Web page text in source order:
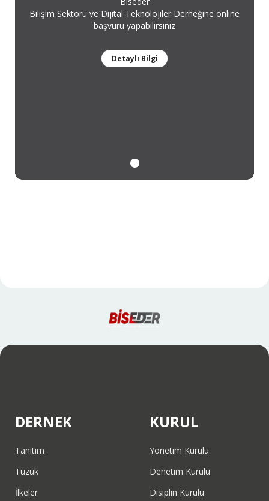
Bilişim Sektörü ve Dijital Teknolojiler Derneğine online
başvuru yapabilirsiniz
Detaylı Bilgi
DERNEK
Tanıtım
Tüzük
İlkeler
KURUL
Yönetim Kurulu
Denetim Kurulu
Disiplin Kurulu